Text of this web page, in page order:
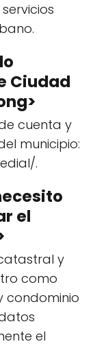
Ciudad
cuenta y
municipio:
.
el
y
como
condominio
el